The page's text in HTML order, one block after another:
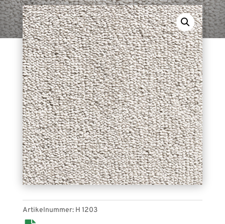
Unifrisé-Soft H 1203 (beige). Bahnenware, für
den Indoor-Bereich geeignet.
Artikelnummer: H 1203